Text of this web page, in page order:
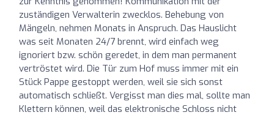
zuständigen Verwalterin zwecklos. Behebung von
Mängeln, nehmen Monats in Anspruch. Das Hauslicht
was seit Monaten 24/7 brennt, wird einfach weg
ignoriert bzw. schön geredet, in dem man permanent
vertröstet wird. Die Tür zum Hof muss immer mit ein
Stück Pappe gestoppt werden, weil sie sich sonst
automatisch schließt. Vergisst man dies mal, sollte man
Klettern können, weil das elektronische Schloss nicht